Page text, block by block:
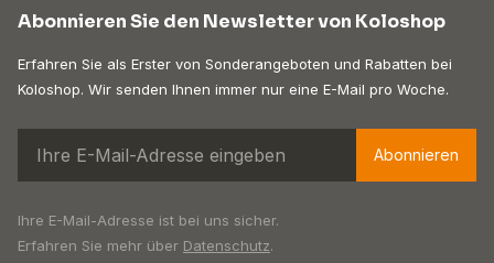
Abonnieren Sie den Newsletter von Koloshop
Erfahren Sie als Erster von Sonderangeboten und Rabatten bei
Koloshop. Wir senden Ihnen immer nur eine E-Mail pro Woche.
Abonnieren
Ihre E-Mail-Adresse ist bei uns sicher.
Erfahren Sie mehr über Datenschutz.